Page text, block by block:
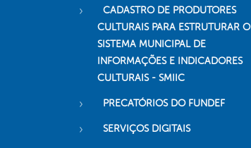
CADASTRO DE PRODUTORES
CULTURAIS PARA ESTRUTURAR O
SISTEMA MUNICIPAL DE
INFORMAÇÕES E INDICADORES
CULTURAIS - SMIIC
PRECATÓRIOS DO FUNDEF
SERVIÇOS DIGITAIS